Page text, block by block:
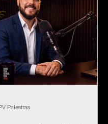
Palestras